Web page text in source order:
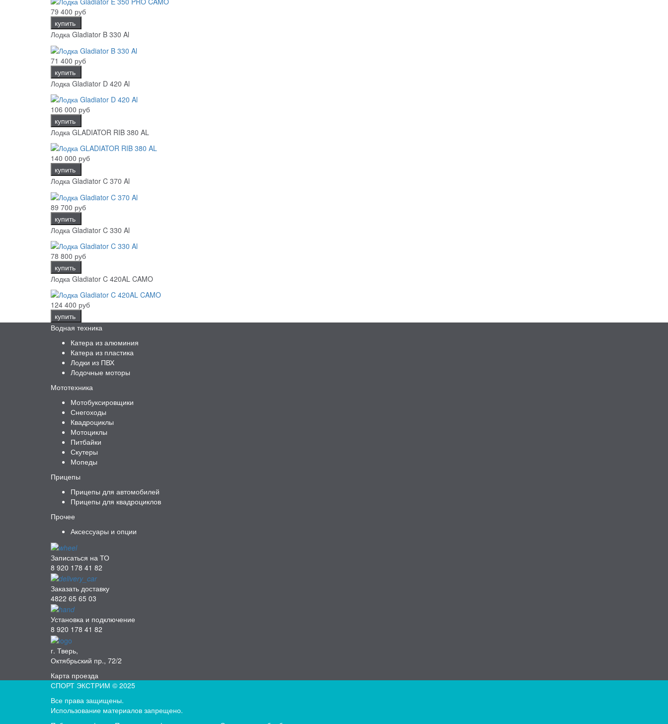
79 400 руб
купить
Лодка Gladiator B 330 Al
71 400 руб
купить
Лодка Gladiator D 420 Al
106 000 руб
купить
Лодка GLADIATOR RIB 380 AL
140 000 руб
купить
Лодка Gladiator C 370 Al
89 700 руб
купить
Лодка Gladiator C 330 Al
78 800 руб
купить
Лодка Gladiator C 420AL CAMO
124 400 руб
купить
Водная техника
Катера из алюминия
Катера из пластика
Лодки из ПВХ
Лодочные моторы
Мототехника
Мотобуксировщики
Снегоходы
Квадроциклы
Мотоциклы
Питбайки
Скутеры
Мопеды
Прицепы
Прицепы для автомобилей
Прицепы для квадроциклов
Прочее
Аксессуары и опции
Записаться на ТО
8 920 178 41 82
Заказать доставку
4822 65 65 03
Установка и подключение
8 920 178 41 82
г. Тверь,
Октябрьский пр., 72/2
Карта проезда
СПОРТ ЭКСТРИМ © 2025
Все права защищены.
Использование материалов запрещено.